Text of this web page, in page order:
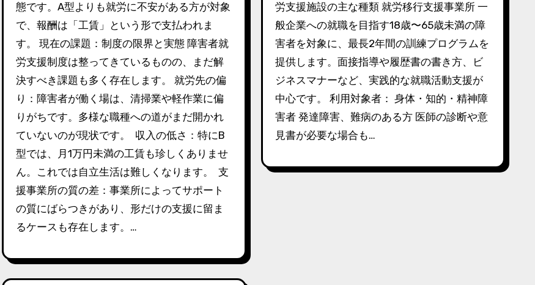
態です。A型よりも就労に不安がある方が対象
で、報酬は「工賃」という形で支払われま
す。 現在の課題：制度の限界と実態 障害者就
労支援制度は整ってきているものの、まだ解
決すべき課題も多く存在します。 就労先の偏
り：障害者が働く場は、清掃業や軽作業に偏
りがちです。多様な職種への道がまだ開かれ
ていないのが現状です。 収入の低さ：特にB
型では、月1万円未満の工賃も珍しくありませ
ん。これでは自立生活は難しくなります。 支
援事業所の質の差：事業所によってサポート
の質にばらつきがあり、形だけの支援に留ま
るケースも存在します。…
労支援施設の主な種類 就労移行支援事業所 一
般企業への就職を目指す18歳〜65歳未満の障
害者を対象に、最長2年間の訓練プログラムを
提供します。面接指導や履歴書の書き方、ビ
ジネスマナーなど、実践的な就職活動支援が
中心です。 利用対象者： 身体・知的・精神障
害者 発達障害、難病のある方 医師の診断や意
見書が必要な場合も…